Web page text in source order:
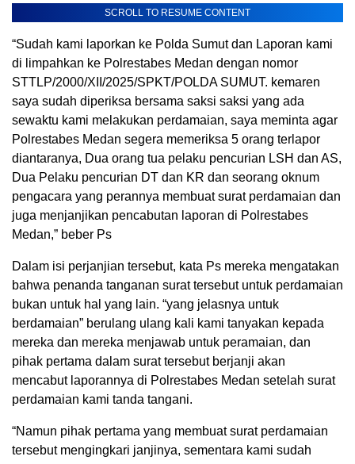
SCROLL TO RESUME CONTENT
“Sudah kami laporkan ke Polda Sumut dan Laporan kami
di limpahkan ke Polrestabes Medan dengan nomor
STTLP/2000/XII/2025/SPKT/POLDA SUMUT. kemaren
saya sudah diperiksa bersama saksi saksi yang ada
sewaktu kami melakukan perdamaian, saya meminta agar
Polrestabes Medan segera memeriksa 5 orang terlapor
diantaranya, Dua orang tua pelaku pencurian LSH dan AS,
Dua Pelaku pencurian DT dan KR dan seorang oknum
pengacara yang perannya membuat surat perdamaian dan
juga menjanjikan pencabutan laporan di Polrestabes
Medan,” beber Ps
Dalam isi perjanjian tersebut, kata Ps mereka mengatakan
bahwa penanda tanganan surat tersebut untuk perdamaian
bukan untuk hal yang lain. “yang jelasnya untuk
berdamaian” berulang ulang kali kami tanyakan kepada
mereka dan mereka menjawab untuk peramaian, dan
pihak pertama dalam surat tersebut berjanji akan
mencabut laporannya di Polrestabes Medan setelah surat
perdamaian kami tanda tangani.
“Namun pihak pertama yang membuat surat perdamaian
tersebut mengingkari janjinya, sementara kami sudah